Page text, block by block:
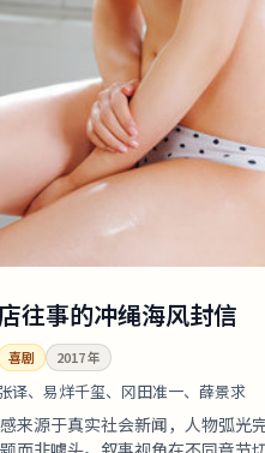
往事的冲绳海风封信
喜剧 2017年
译、易烊千玺、冈田准一、薛景求
来源于真实社会新闻，人物弧光